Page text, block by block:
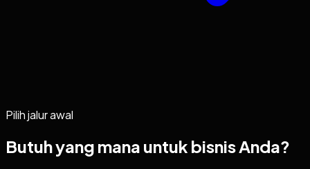
Pilih jalur awal
Butuh yang mana untuk bisnis Anda?